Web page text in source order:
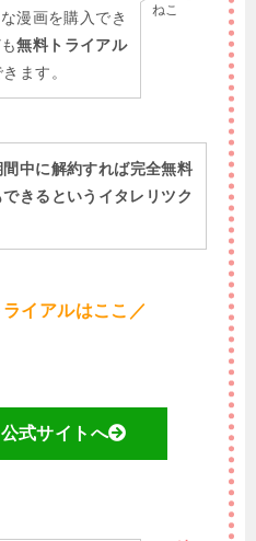
ねこ
漫画を購入でき
無料トライアル
ます。
間中に解約すれば完全無料
きるというイタレリツク
イアルはここ／
式サイトへ